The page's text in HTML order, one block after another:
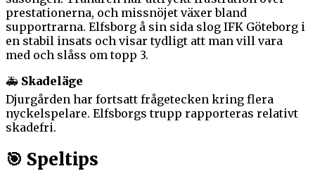
prestationerna, och missnöjet växer bland
supportrarna. Elfsborg å sin sida slog IFK Göteborg i
en stabil insats och visar tydligt att man vill vara
med och slåss om topp 3.
🚑 Skadeläge
Djurgården har fortsatt frågetecken kring flera
nyckelspelare. Elfsborgs trupp rapporteras relativt
skadefri.
🎯 Speltips